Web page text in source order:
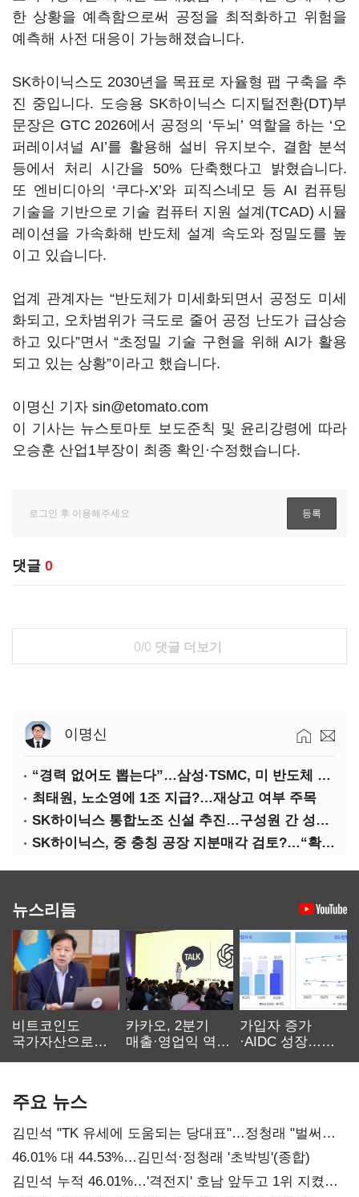
한 상황을 예측함으로써 공정을 최적화하고 위험을
예측해 사전 대응이 가능해졌습니다.
SK하이닉스도 2030년을 목표로 자율형 팹 구축을 추
진 중입니다. 도승용 SK하이닉스 디지털전환(DT)부
문장은 GTC 2026에서 공정의 ‘두뇌’ 역할을 하는 ‘오
퍼레이셔널 AI’를 활용해 설비 유지보수, 결함 분석
등에서 처리 시간을 50% 단축했다고 밝혔습니다.
또 엔비디아의 ‘쿠다-X’와 피직스네모 등 AI 컴퓨팅
기술을 기반으로 기술 컴퓨터 지원 설계(TCAD) 시뮬
레이션을 가속화해 반도체 설계 속도와 정밀도를 높
이고 있습니다.
업계 관계자는 “반도체가 미세화되면서 공정도 미세
화되고, 오차범위가 극도로 줄어 공정 난도가 급상승
하고 있다”면서 “초정밀 기술 구현을 위해 AI가 활용
되고 있는 상황”이라고 했습니다.
이명신 기자 sin@etomato.com
이 기사는 뉴스토마토 보도준칙 및 윤리강령에 따라
오승훈 산업1부장이 최종 확인·수정했습니다.
댓글 0
0/0 댓글 더보기
이명신
“경력 없어도 뽑는다”…삼성·TSMC, 미 반도체 인재 쟁탈전
최태원, 노소영에 1조 지급?…재상고 여부 주목
SK하이닉스 통합노조 신설 추진…구성원 간 성과급 불만 확산
SK하이닉스, 중 충칭 공장 지분매각 검토?…“확정된 바 없어”
뉴스리듬
비트코인도
국가자산으로…'
카카오, 2분기
매출·영업익 역대
가입자 증가
·AIDC 성장…
주요 뉴스
김민석 "TK 유세에 도움되는 당대표"…정청래 "벌써
대표된 양 당직 배분"
46.01% 대 44.53%…김민석·정청래 '초박빙'(종합)
김민석 누적 46.01%…'격전지' 호남 앞두고 1위 지켰다